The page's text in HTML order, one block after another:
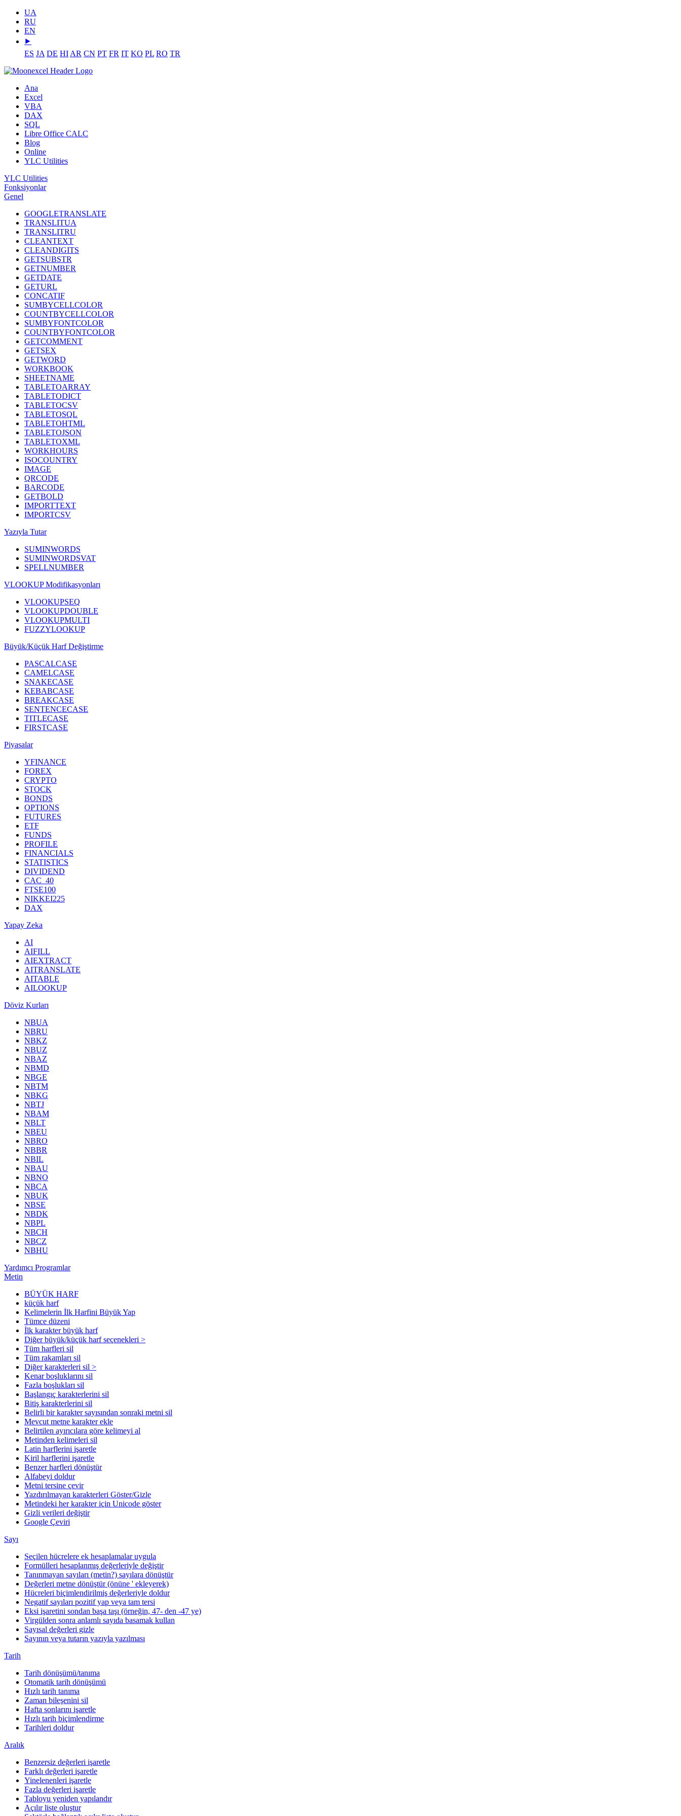
UA
RU
EN
⯈
ES JA DE HI AR CN PT FR IT KO PL RO TR
Ana
Excel
VBA
DAX
SQL
Libre Office CALC
Blog
Online
YLC Utilities
YLC Utilities
Fonksiyonlar
Genel
GOOGLETRANSLATE
TRANSLITUA
TRANSLITRU
CLEANTEXT
CLEANDIGITS
GETSUBSTR
GETNUMBER
GETDATE
GETURL
CONCATIF
SUMBYCELLCOLOR
COUNTBYCELLCOLOR
SUMBYFONTCOLOR
COUNTBYFONTCOLOR
GETCOMMENT
GETSEX
GETWORD
WORKBOOK
SHEETNAME
TABLETOARRAY
TABLETODICT
TABLETOCSV
TABLETOSQL
TABLETOHTML
TABLETOJSON
TABLETOXML
WORKHOURS
ISOCOUNTRY
IMAGE
QRCODE
BARCODE
GETBOLD
IMPORTTEXT
IMPORTCSV
Yazıyla Tutar
SUMINWORDS
SUMINWORDSVAT
SPELLNUMBER
VLOOKUP Modifikasyonları
VLOOKUPSEQ
VLOOKUPDOUBLE
VLOOKUPMULTI
FUZZYLOOKUP
Büyük/Küçük Harf Değiştirme
PASCALCASE
CAMELCASE
SNAKECASE
KEBABCASE
BREAKCASE
SENTENCECASE
TITLECASE
FIRSTCASE
Piyasalar
YFINANCE
FOREX
CRYPTO
STOCK
BONDS
OPTIONS
FUTURES
ETF
FUNDS
PROFILE
FINANCIALS
STATISTICS
DIVIDEND
CAC_40
FTSE100
NIKKEI225
DAX
Yapay Zeka
AI
AIFILL
AIEXTRACT
AITRANSLATE
AITABLE
AILOOKUP
Döviz Kurları
NBUA
NBRU
NBKZ
NBUZ
NBAZ
NBMD
NBGE
NBTM
NBKG
NBTJ
NBAM
NBLT
NBEU
NBRO
NBBR
NBIL
NBAU
NBNO
NBCA
NBUK
NBSE
NBDK
NBPL
NBCH
NBCZ
NBHU
Yardımcı Programlar
Metin
BÜYÜK HARF
küçük harf
Kelimelerin İlk Harfini Büyük Yap
Tümce düzeni
İlk karakter büyük harf
Diğer büyük/küçük harf seçenekleri >
Tüm harfleri sil
Tüm rakamları sil
Diğer karakterleri sil >
Kenar boşluklarını sil
Fazla boşlukları sil
Başlangıç karakterlerini sil
Bitiş karakterlerini sil
Belirli bir karakter sayısından sonraki metni sil
Mevcut metne karakter ekle
Belirtilen ayırıcılara göre kelimeyi al
Metinden kelimeleri sil
Latin harflerini işaretle
Kiril harflerini işaretle
Benzer harfleri dönüştür
Alfabeyi doldur
Metni tersine çevir
Yazdırılmayan karakterleri Göster/Gizle
Metindeki her karakter için Unicode göster
Gizli verileri değiştir
Google Çeviri
Sayı
Seçilen hücrelere ek hesaplamalar uygula
Formülleri hesaplanmış değerleriyle değiştir
Tanınmayan sayıları (metin?) sayılara dönüştür
Değerleri metne dönüştür (önüne ' ekleyerek)
Hücreleri biçimlendirilmiş değerleriyle doldur
Negatif sayıları pozitif yap veya tam tersi
Eksi işaretini sondan başa taşı (örneğin, 47- den -47 ye)
Virgülden sonra anlamlı sayıda basamak kullan
Sayısal değerleri gizle
Sayının veya tutarın yazıyla yazılması
Tarih
Tarih dönüşümü/tanıma
Otomatik tarih dönüşümü
Hızlı tarih tanıma
Zaman bileşenini sil
Hafta sonlarını işaretle
Hızlı tarih biçimlendirme
Tarihleri doldur
Aralık
Benzersiz değerleri işaretle
Farklı değerleri işaretle
Yinelenenleri işaretle
Fazla değerleri işaretle
Tabloyu yeniden yapılandır
Açılır liste oluştur